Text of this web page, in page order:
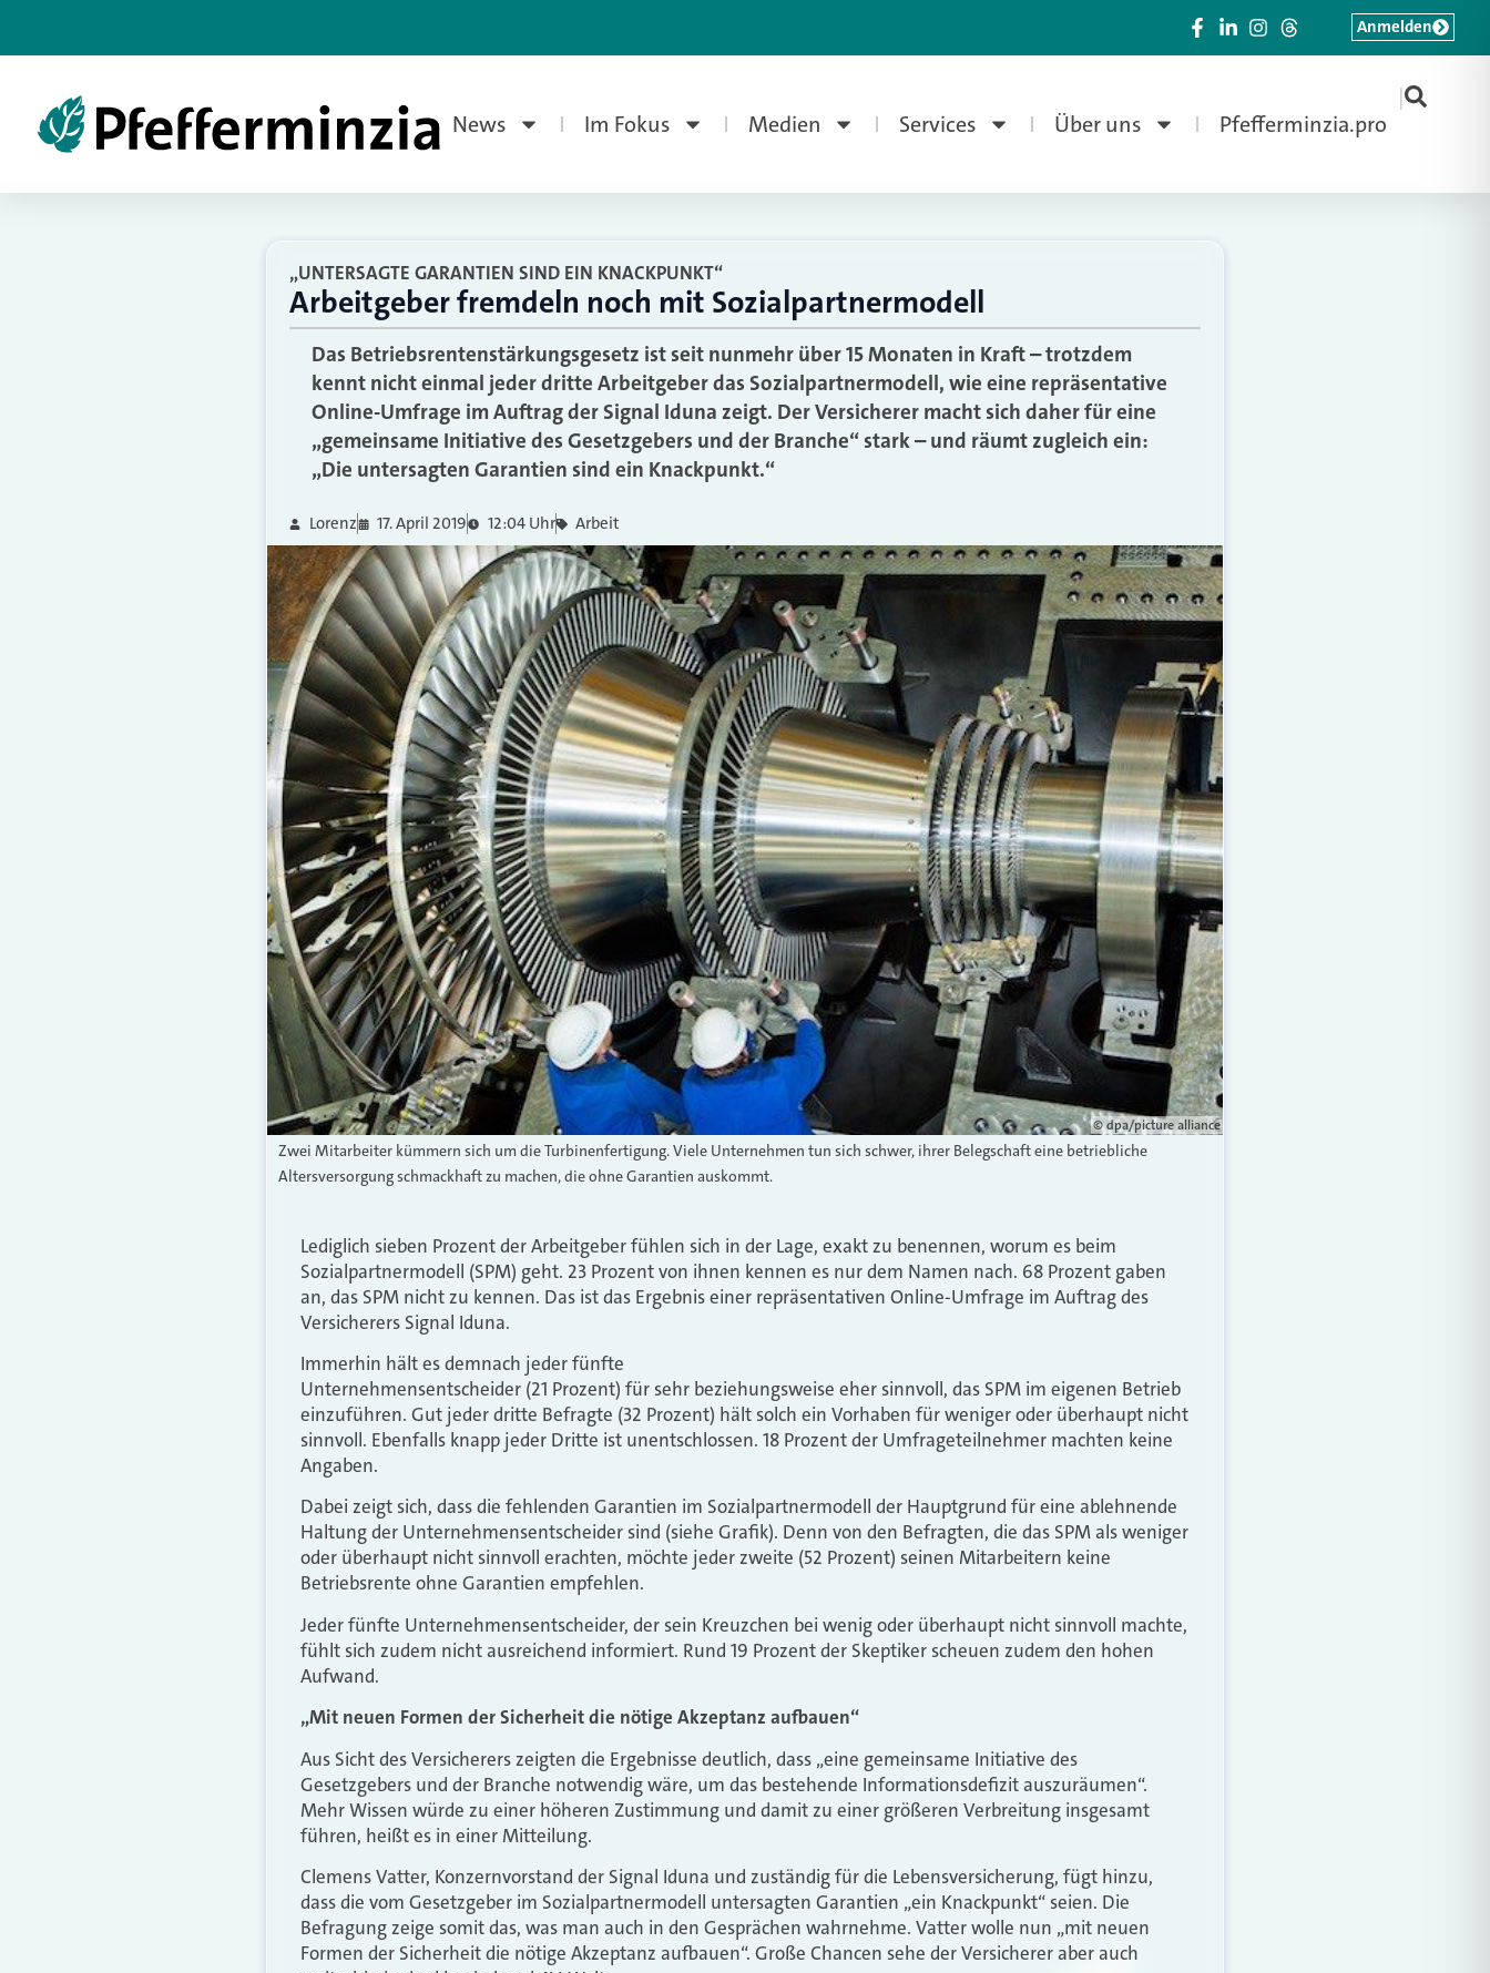
News Im Fokus Medien Services Über uns Pfefferminzia.pro
|
Anmelden
„UNTERSAGTE GARANTIEN SIND EIN KNACKPUNKT“
Arbeitgeber fremdeln noch mit Sozialpartnermodell
Das Betriebsrentenstärkungsgesetz ist seit nunmehr über 15 Monaten in Kraft – trotzdem
kennt nicht einmal jeder dritte Arbeitgeber das Sozialpartnermodell, wie eine repräsentative
Online-Umfrage im Auftrag der Signal Iduna zeigt. Der Versicherer macht sich daher für eine
„gemeinsame Initiative des Gesetzgebers und der Branche“ stark – und räumt zugleich ein:
„Die untersagten Garantien sind ein Knackpunkt.“
Lorenz 17. April 2019 12:04 Uhr Arbeit
© dpa/picture alliance
Zwei Mitarbeiter kümmern sich um die Turbinenfertigung. Viele Unternehmen tun sich schwer, ihrer Belegschaft eine betriebliche
Altersversorgung schmackhaft zu machen, die ohne Garantien auskommt.
Lediglich sieben Prozent der Arbeitgeber fühlen sich in der Lage, exakt zu benennen, worum es beim
Sozialpartnermodell (SPM) geht. 23 Prozent von ihnen kennen es nur dem Namen nach. 68 Prozent gaben
an, das SPM nicht zu kennen. Das ist das Ergebnis einer repräsentativen Online-Umfrage im Auftrag des
Versicherers Signal Iduna.
Immerhin hält es demnach jeder fünfte
Unternehmensentscheider (21 Prozent) für sehr beziehungsweise eher sinnvoll, das SPM im eigenen Betrieb
einzuführen. Gut jeder dritte Befragte (32 Prozent) hält solch ein Vorhaben für weniger oder überhaupt nicht
sinnvoll. Ebenfalls knapp jeder Dritte ist unentschlossen. 18 Prozent der Umfrageteilnehmer machten keine
Angaben.
Dabei zeigt sich, dass die fehlenden Garantien im Sozialpartnermodell der Hauptgrund für eine ablehnende
Haltung der Unternehmensentscheider sind (siehe Grafik). Denn von den Befragten, die das SPM als weniger
oder überhaupt nicht sinnvoll erachten, möchte jeder zweite (52 Prozent) seinen Mitarbeitern keine
Betriebsrente ohne Garantien empfehlen.
Jeder fünfte Unternehmensentscheider, der sein Kreuzchen bei wenig oder überhaupt nicht sinnvoll machte,
fühlt sich zudem nicht ausreichend informiert. Rund 19 Prozent der Skeptiker scheuen zudem den hohen
Aufwand.
„Mit neuen Formen der Sicherheit die nötige Akzeptanz aufbauen“
Aus Sicht des Versicherers zeigten die Ergebnisse deutlich, dass „eine gemeinsame Initiative des
Gesetzgebers und der Branche notwendig wäre, um das bestehende Informationsdefizit auszuräumen“.
Mehr Wissen würde zu einer höheren Zustimmung und damit zu einer größeren Verbreitung insgesamt
führen, heißt es in einer Mitteilung.
Clemens Vatter, Konzernvorstand der Signal Iduna und zuständig für die Lebensversicherung, fügt hinzu,
dass die vom Gesetzgeber im Sozialpartnermodell untersagten Garantien „ein Knackpunkt“ seien. Die
Befragung zeige somit das, was man auch in den Gesprächen wahrnehme. Vatter wolle nun „mit neuen
Formen der Sicherheit die nötige Akzeptanz aufbauen“. Große Chancen sehe der Versicherer aber auch